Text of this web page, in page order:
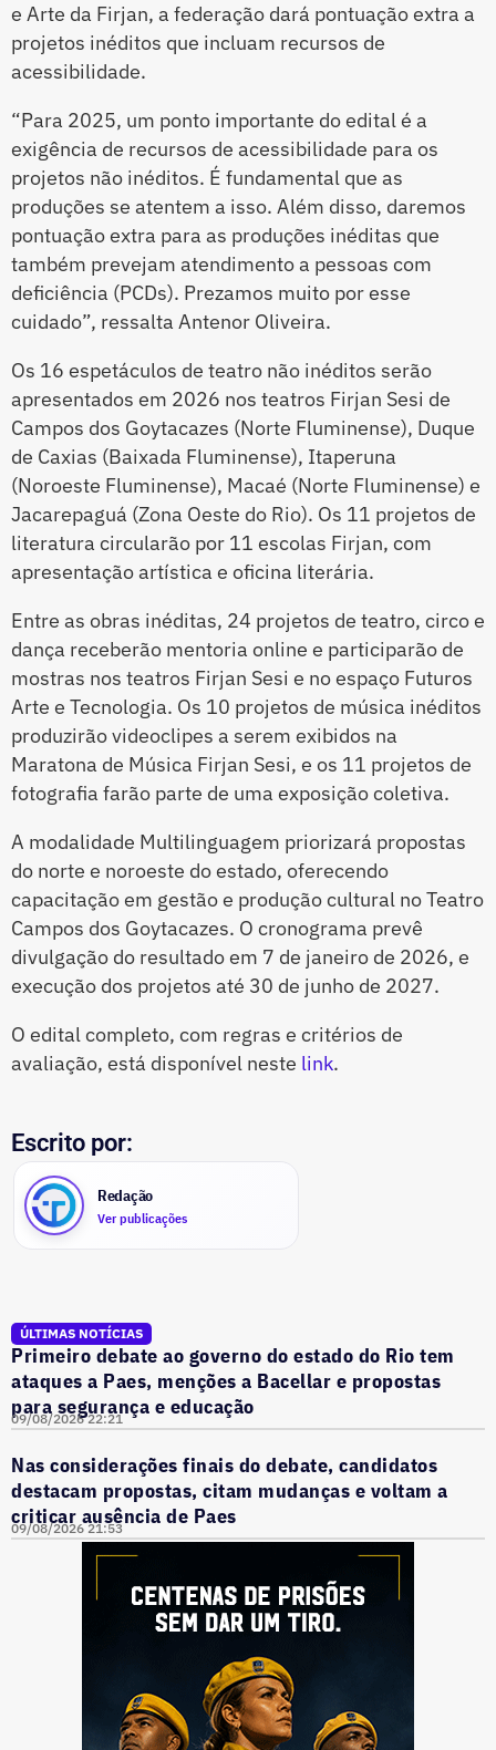
e Arte da Firjan, a federação dará pontuação extra a
projetos inéditos que incluam recursos de
acessibilidade.
“Para 2025, um ponto importante do edital é a
exigência de recursos de acessibilidade para os
projetos não inéditos. É fundamental que as
produções se atentem a isso. Além disso, daremos
pontuação extra para as produções inéditas que
também prevejam atendimento a pessoas com
deficiência (PCDs). Prezamos muito por esse
cuidado”, ressalta Antenor Oliveira.
Os 16 espetáculos de teatro não inéditos serão
apresentados em 2026 nos teatros Firjan Sesi de
Campos dos Goytacazes (Norte Fluminense), Duque
de Caxias (Baixada Fluminense), Itaperuna
(Noroeste Fluminense), Macaé (Norte Fluminense) e
Jacarepaguá (Zona Oeste do Rio). Os 11 projetos de
literatura circularão por 11 escolas Firjan, com
apresentação artística e oficina literária.
Entre as obras inéditas, 24 projetos de teatro, circo e
dança receberão mentoria online e participarão de
mostras nos teatros Firjan Sesi e no espaço Futuros
Arte e Tecnologia. Os 10 projetos de música inéditos
produzirão videoclipes a serem exibidos na
Maratona de Música Firjan Sesi, e os 11 projetos de
fotografia farão parte de uma exposição coletiva.
A modalidade Multilinguagem priorizará propostas
do norte e noroeste do estado, oferecendo
capacitação em gestão e produção cultural no Teatro
Campos dos Goytacazes. O cronograma prevê
divulgação do resultado em 7 de janeiro de 2026, e
execução dos projetos até 30 de junho de 2027.
O edital completo, com regras e critérios de
avaliação, está disponível neste link.
Escrito por:
Redação
Ver publicações
ÚLTIMAS NOTÍCIAS
Primeiro debate ao governo do estado do Rio tem
ataques a Paes, menções a Bacellar e propostas
para segurança e educação
09/08/2026 22:21
Nas considerações finais do debate, candidatos
destacam propostas, citam mudanças e voltam a
criticar ausência de Paes
09/08/2026 21:53